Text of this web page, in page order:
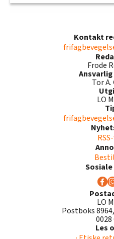
Kontakt
Frode
Tor A.
LO
LO
Postboks
Les